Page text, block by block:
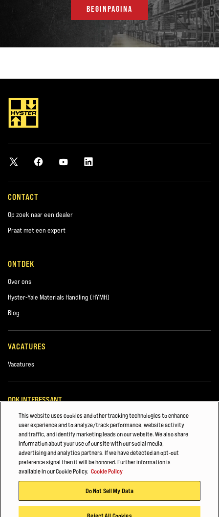
Adres
Plaats
*verplicht
Product waarin u geïnteresseerd bent
Interessegebied:
Gebruikte machines
Opmerkingen
Hyster en onze dealers willen graag contact met u opnemen over onze
producten en diensten. Als u graag informatie van ons wilt ontvangen,
BEGINPAGINA
CONTACT
Op zoek naar een dealer
Praat met een expert
ONTDEK
Over ons
Hyster-Yale Materials Handling (HYMH)
Blog
VACATURES
Vacatures
OOK INTERESSANT
Machineparkbeheer
Heftruckonderdelen
VEILIGHEID & TRAINING VAN VORKHEFTRUCKS
©2025 Hyster-Yale Materials Handling, Inc., alle rechten voorbehouden.
Privacybeleid Gebruiksvoorwaarden Cookiebeleid
This website uses cookies and other tracking technologies to enhance
user experience and to analyze/track performance, website activity
and traffic, and identify marketing leads on our website. We also share
information about your use of our site with our social media,
advertising and analytics partners. If we have detected an opt-out
preference signal then it will be honored. Further information is
available in our Cookie Policy. Cookie Policy
Do Not Sell My Data